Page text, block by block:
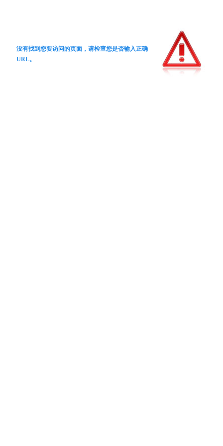
没有找到您要访问的页面，请检查您是否输入正确
URL。